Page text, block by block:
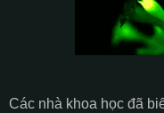
Các nhà khoa học đã